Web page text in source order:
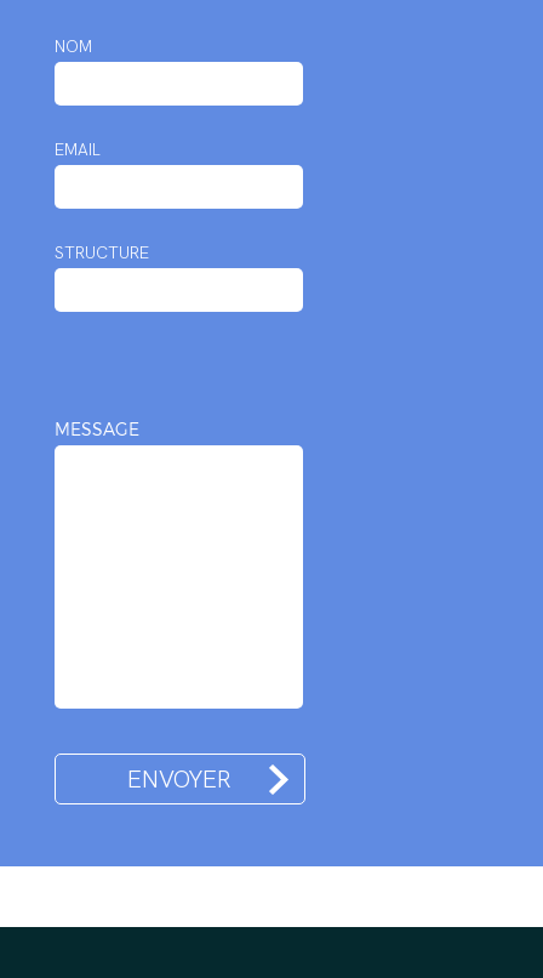
NOM
EMAIL
STRUCTURE
MESSAGE